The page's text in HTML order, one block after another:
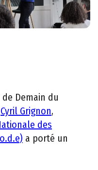
de Demain du
Cyril Grignon,
des
a porté un